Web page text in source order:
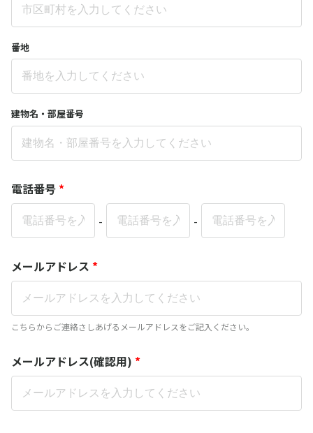
番地
建物名・部屋番号
電話番号 *
-
-
メールアドレス *
こちらからご連絡さしあげるメールアドレスをご記入ください。
メールアドレス(確認用) *